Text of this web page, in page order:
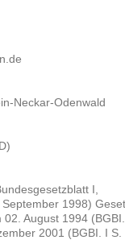
Neckar-Odenwald
I,
1998)
August 1994
2001 (BGBI. I S.